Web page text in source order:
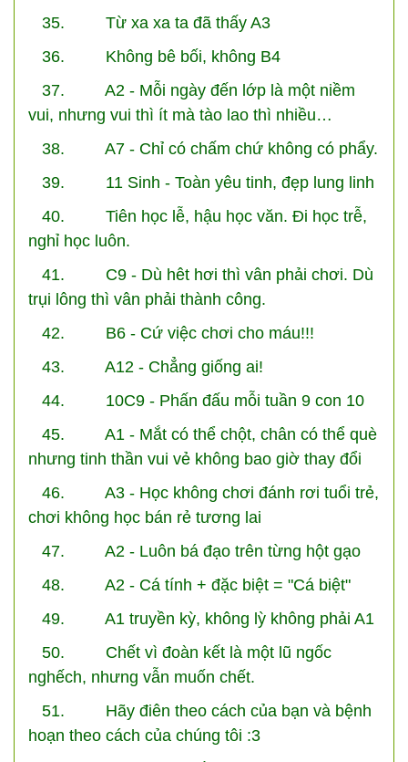
35. Từ xa xa ta đã thấy A3
36. Không bê bối, không B4
37. A2 - Mỗi ngày đến lớp là một niềm
vui, nhưng vui thì ít mà tào lao thì nhiều…
38. A7 - Chỉ có chấm chứ không có phẩy.
39. 11 Sinh - Toàn yêu tinh, đẹp lung linh
40. Tiên học lễ, hậu học văn. Đi học trễ,
nghỉ học luôn.
41. C9 - Dù hêt hơi thì vân phải chơi. Dù
trụi lông thì vân phải thành công.
42. B6 - Cứ việc chơi cho máu!!!
43. A12 - Chẳng giống ai!
44. 10C9 - Phấn đấu mỗi tuần 9 con 10
45. A1 - Mắt có thể chột, chân có thể què
nhưng tinh thần vui vẻ không bao giờ thay đổi
46. A3 - Học không chơi đánh rơi tuổi trẻ,
chơi không học bán rẻ tương lai
47. A2 - Luôn bá đạo trên từng hột gạo
48. A2 - Cá tính + đặc biệt = "Cá biệt"
49. A1 truyền kỳ, không lỳ không phải A1
50. Chết vì đoàn kết là một lũ ngốc
nghếch, nhưng vẫn muốn chết.
51. Hãy điên theo cách của bạn và bệnh
hoạn theo cách của chúng tôi :3